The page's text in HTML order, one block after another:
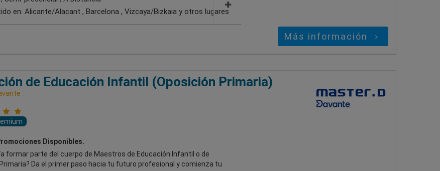
en: Alicante/Alacant , Barcelona , Vizcaya/Bizkaia y otros lugares
Más información
de Educación Infantil (Oposición Primaria)
Disponibles.
formar parte del cuerpo de Maestros de Educación Infantil o de
Da el primer paso hacia tu futuro profesional y comienza tu